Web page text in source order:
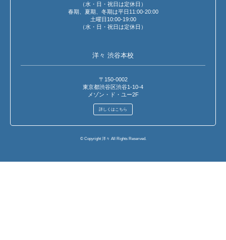
（水・日・祝日は定休日）
春期、夏期、冬期は平日11:00-20:00
土曜日10:00-19:00
（水・日・祝日は定休日）
洋々 渋谷本校
〒150-0002
東京都渋谷区渋谷1-10-4
メゾン・ド・ユー2F
詳しくはこちら
© Copyright 洋々 All Rights Reserved.